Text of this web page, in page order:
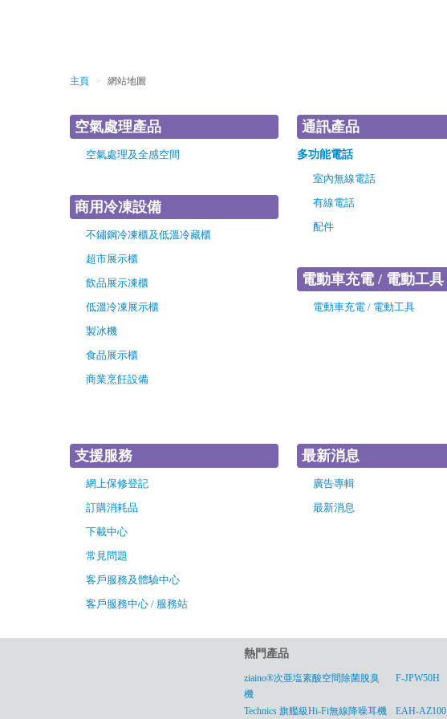
主頁 > 網站地圖
空氣處理產品
空氣處理及全感空間
通訊產品
多功能電話
室內無線電話
有線電話
配件
商用冷凍設備
不鏽鋼冷凍櫃及低溫冷藏櫃
超市展示櫃
飲品展示凍櫃
低溫冷凍展示櫃
製冰機
食品展示櫃
商業烹飪設備
電動車充電 / 電動工具
電動車充電 / 電動工具
支援服務
網上保修登記
訂購消耗品
下載中心
常見問題
客戶服務及體驗中心
客戶服務中心 / 服務站
最新消息
廣告專輯
最新消息
熱門產品
ziaino®次亜塩素酸空間除菌脫臭
機
F-JPW50H
Technics 旗艦級Hi-Fi無線降噪耳機 EAH-AZ100